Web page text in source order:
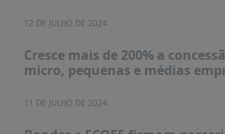
E
INSCRIÇÕES
DISPONÍVEIS
12 DE JULHO DE 2024
Cresce mais de 200% a
micro, pequenas e médias
11 DE JULHO DE 2024